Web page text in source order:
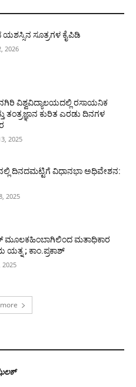
ಸೂತ್ರಗಳ ಕೈಪಿಡಿ
2026
ವಿಶ್ವವಿದ್ಯಾಲಯದಲ್ಲಿ ರಸಾಯನಿಕ
ತಂತ್ರಜ್ಞಾನ ಕುರಿತ ಎರಡು ದಿನಗಳ
2025
ದಿನದಮಟ್ಟಿಗೆ ವಿಧಾನಭಾ ಅಧಿವೇಶನ:
2025
ಮತಾಧಿಕಾರ
; ಕಾಂ.ಪ್ರಕಾಶ್
2025